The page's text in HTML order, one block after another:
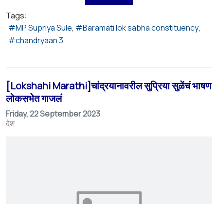
Tags:
MP Supriya Sule
Baramati lok sabha constituency
chandryaan 3
[Lokshahi Marathi]चांद्रयानावरील सुप्रिया सुळेंचं भाषण
लोकसभेत गाजलं
Friday, 22 September 2023
देश